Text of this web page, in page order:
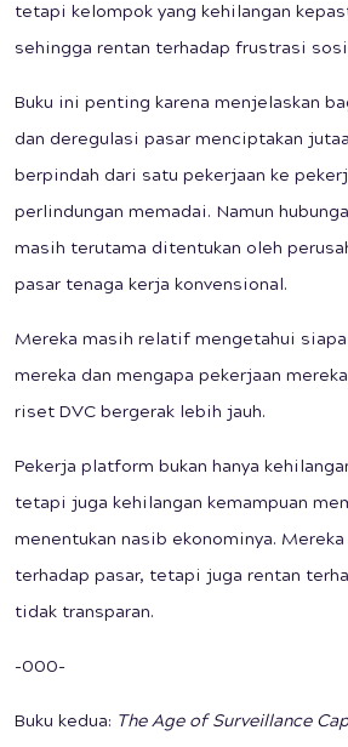
tetapi kelompok yang kehilangan
sehingga rentan terhadap frustrasi
Buku ini penting karena menjelaskan
dan deregulasi pasar menciptakan
berpindah dari satu pekerjaan ke
perlindungan memadai. Namun
masih terutama ditentukan oleh
pasar tenaga kerja konvensional.
Mereka masih relatif mengetahui
mereka dan mengapa pekerjaan
riset DVC bergerak lebih jauh.
Pekerja platform bukan hanya
tetapi juga kehilangan kemampuan
menentukan nasib ekonominya. Mereka
terhadap pasar, tetapi juga rentan
tidak transparan.
-000-
Buku kedua: The Age of Surveillance